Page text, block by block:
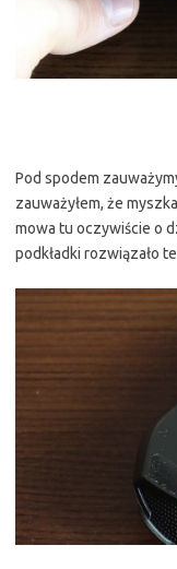
Pod spodem
zauważyłem, że
mowa tu oczywiście o
podkładki rozwiązało